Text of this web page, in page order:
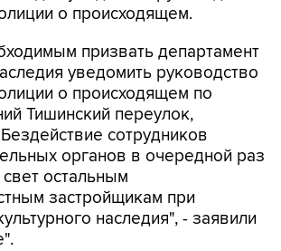
о происходящем.
призвать департамент
уведомить руководство
о происходящем по
Тишинский переулок,
сотрудников
органов в очередной раз
остальным
застройщикам при
наследия", - заявили